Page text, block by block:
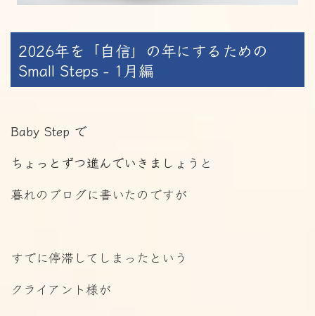
2026年を「自信」の年にするための
Small Steps - 1月編
Baby Step で
ちょっとずつ進んでいきましょう と
暮れのブログに書いたのですが
すでに停滞してしまったという
クライアント様が